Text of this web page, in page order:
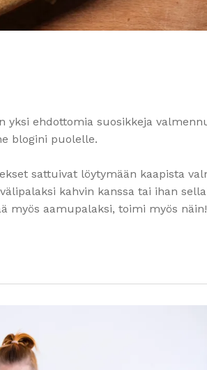
ehdottomia suosikkeja
blogini puolelle.
sattuivat löytymään kaapista
kahvin kanssa tai ihan
myös aamupalaksi, toimi myös näin!